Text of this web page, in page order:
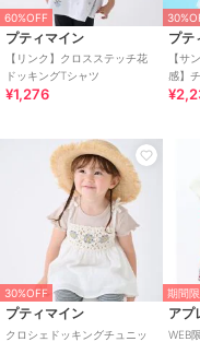
60%OFF
プティマイン
【リンク】クロスステッチ花
ドッキングTシャツ
¥1,276
プテ
【サ
感】
シャ
30%OFF
プティマイン
クロシェドッキングチュニッ
期間
アプ
WEB